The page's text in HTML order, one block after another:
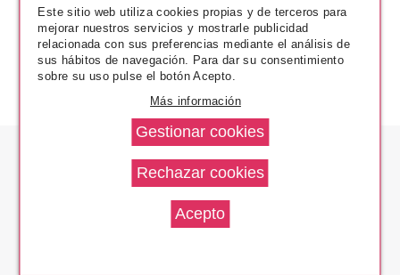
Este sitio web utiliza cookies propias y de terceros para
mejorar nuestros servicios y mostrarle publicidad
relacionada con sus preferencias mediante el análisis de
sus hábitos de navegación. Para dar su consentimiento
sobre su uso pulse el botón Acepto.
Más información